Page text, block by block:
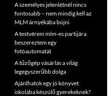
A személyes jelenlétnél nincs
fontosabb – nem mindig kell az
MLM árnyékába bújni
A testvérem mlm-es partijára
beszereztem egy
fotóautomatát
A tűzőgép vásárlás a világ
legegyszerűbb dolga
Ajánlhatok egy jó könyvet
iskolába készülő gyerekeknek?